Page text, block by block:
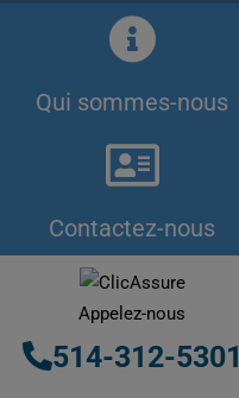
Qui sommes-nous
Contactez-nous
Appelez-nous
514-312-5301